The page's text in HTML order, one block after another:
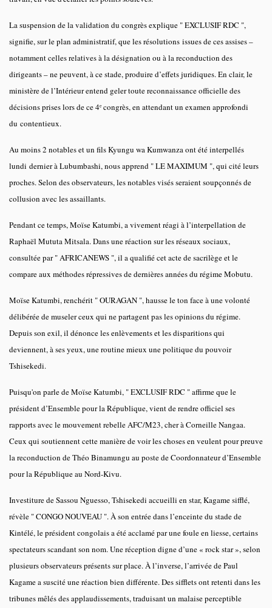
La suspension de la validation du congrès explique " EXCLUSIF RDC ",
signifie, sur le plan administratif, que les résolutions issues de ces assises –
notamment celles relatives à la désignation ou à la reconduction des
dirigeants – ne peuvent, à ce stade, produire d’effets juridiques. En clair, le
ministère de l’Intérieur entend geler toute reconnaissance officielle des
décisions prises lors de ce 4ᵉ congrès, en attendant un examen approfondi
du contentieux.
Au moins 2 notables et un fils Kyungu wa Kumwanza ont été interpellés
lundi dernier à Lubumbashi, nous apprend " LE MAXIMUM ", qui cité leurs
proches. Selon des observateurs, les notables visés seraient soupçonnés de
collusion avec les assaillants.
Pendant ce temps, Moïse Katumbi, a vivement réagi à l’interpellation de
Raphaël Mututa Mitsala. Dans une réaction sur les réseaux sociaux,
consultée par " AFRICANEWS ", il a qualifié cet acte de sacrilège et le
compare aux méthodes répressives de dernières années du régime Mobutu.
Moïse Katumbi, renchérit " OURAGAN ", hausse le ton face à une volonté
délibérée de museler ceux qui ne partagent pas les opinions du régime.
Depuis son exil, il dénonce les enlèvements et les disparitions qui
deviennent, à ses yeux, une routine mieux une politique du pouvoir
Tshisekedi.
Puisqu'on parle de Moïse Katumbi, " EXCLUSIF RDC " affirme que le
président d’Ensemble pour la République, vient de rendre officiel ses
rapports avec le mouvement rebelle AFC/M23, cher à Corneille Nangaa.
Ceux qui soutiennent cette manière de voir les choses en veulent pour preuve
la reconduction de Théo Binamungu au poste de Coordonnateur d’Ensemble
pour la République au Nord-Kivu.
Investiture de Sassou Nguesso, Tshisekedi accueilli en star, Kagame sifflé,
révèle " CONGO NOUVEAU ". À son entrée dans l’enceinte du stade de
Kintélé, le président congolais a été acclamé par une foule en liesse, certains
spectateurs scandant son nom. Une réception digne d’une « rock star », selon
plusieurs observateurs présents sur place. À l’inverse, l’arrivée de Paul
Kagame a suscité une réaction bien différente. Des sifflets ont retenti dans les
tribunes mêlés des applaudissements, traduisant un malaise perceptible